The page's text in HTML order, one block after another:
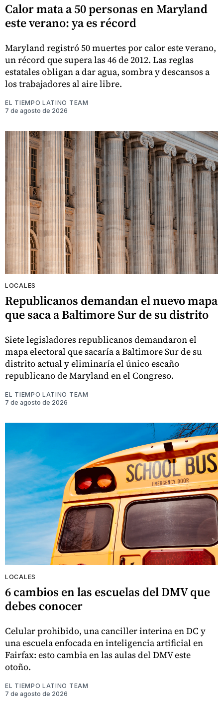
Calor mata a 50 personas en Maryland
este verano: ya es récord
Maryland registró 50 muertes por calor este verano,
un récord que supera las 46 de 2012. Las reglas
estatales obligan a dar agua, sombra y descansos a
los trabajadores al aire libre.
EL TIEMPO LATINO TEAM
7 de agosto de 2026
LOCALES
Republicanos demandan el nuevo mapa
que saca a Baltimore Sur de su distrito
Siete legisladores republicanos demandaron el
mapa electoral que sacaría a Baltimore Sur de su
distrito actual y eliminaría el único escaño
republicano de Maryland en el Congreso.
EL TIEMPO LATINO TEAM
7 de agosto de 2026
LOCALES
6 cambios en las escuelas del DMV que
debes conocer
Celular prohibido, una canciller interina en DC y
una escuela enfocada en inteligencia artificial en
Fairfax: esto cambia en las aulas del DMV este
otoño.
EL TIEMPO LATINO TEAM
7 de agosto de 2026